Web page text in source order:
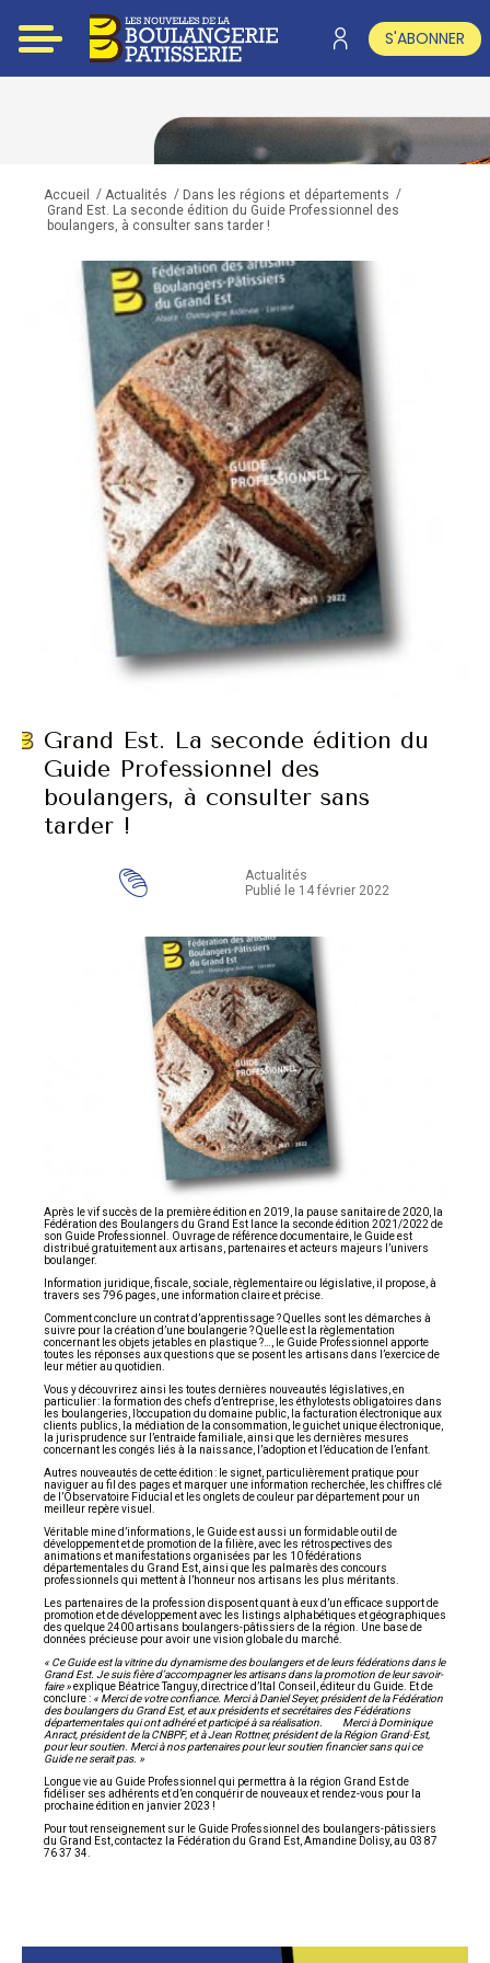
S'ABONNER
Accueil / Actualités / Dans les régions et départements /
Grand Est. La seconde édition du Guide Professionnel des
boulangers, à consulter sans tarder !
Grand Est. La seconde édition du
Guide Professionnel des
boulangers, à consulter sans
tarder !
Actualités
Publié le 14 février 2022
Après le vif succès de la première édition en 2019, la pause sanitaire de 2020, la
Fédération des Boulangers du Grand Est lance la seconde édition 2021/2022 de
son Guide Professionnel. Ouvrage de référence documentaire, le Guide est
distribué gratuitement aux artisans, partenaires et acteurs majeurs l’univers
boulanger.
Information juridique, fiscale, sociale, règlementaire ou législative, il propose, à
travers ses 796 pages, une information claire et précise.
Comment conclure un contrat d’apprentissage ? Quelles sont les démarches à
suivre pour la création d’une boulangerie ? Quelle est la règlementation
concernant les objets jetables en plastique ?…, le Guide Professionnel apporte
toutes les réponses aux questions que se posent les artisans dans l’exercice de
leur métier au quotidien.
Vous y découvrirez ainsi les toutes dernières nouveautés législatives, en
particulier : la formation des chefs d’entreprise, les éthylotests obligatoires dans
les boulangeries, l’occupation du domaine public, la facturation électronique aux
clients publics, la médiation de la consommation, le guichet unique électronique,
la jurisprudence sur l’entraide familiale, ainsi que les dernières mesures
concernant les congés liés à la naissance, l’adoption et l’éducation de l’enfant.
Autres nouveautés de cette édition : le signet, particulièrement pratique pour
naviguer au fil des pages et marquer une information recherchée, les chiffres clé
de l’Observatoire Fiducial et les onglets de couleur par département pour un
meilleur repère visuel.
Véritable mine d’informations, le Guide est aussi un formidable outil de
développement et de promotion de la filière, avec les rétrospectives des
animations et manifestations organisées par les 10 fédérations
départementales du Grand Est, ainsi que les palmarès des concours
professionnels qui mettent à l’honneur nos artisans les plus méritants.
Les partenaires de la profession disposent quant à eux d’un efficace support de
promotion et de développement avec les listings alphabétiques et géographiques
des quelque 2400 artisans boulangers-pâtissiers de la région. Une base de
données précieuse pour avoir une vision globale du marché.
« Ce Guide est la vitrine du dynamisme des boulangers et de leurs fédérations dans le
Grand Est. Je suis fière d’accompagner les artisans dans la promotion de leur savoir-
faire »explique Béatrice Tanguy, directrice d’Ital Conseil, éditeur du Guide. Et de
conclure : « Merci de votre confiance. Merci à Daniel Seyer, président de la Fédération
des boulangers du Grand Est, et aux présidents et secrétaires des Fédérations
départementales qui ont adhéré et participé à sa réalisation. Merci à Dominique
Anract, président de la CNBPF, et à Jean Rottner, président de la Région Grand-Est,
pour leur soutien. Merci à nos partenaires pour leur soutien financier sans qui ce
Guide ne serait pas. »
Longue vie au Guide Professionnel qui permettra à la région Grand Est de
fidéliser ses adhérents et d’en conquérir de nouveaux et rendez-vous pour la
prochaine édition en janvier 2023 !
Pour tout renseignement sur le Guide Professionnel des boulangers-pâtissiers
du Grand Est, contactez la Fédération du Grand Est, Amandine Dolisy, au 03 87
76 37 34.